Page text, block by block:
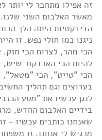
זה אפילו מתחבר לי יותר
מאשר האלבום השני
הדידקטיות היתה הלך
ניגנו כמו חולי נפש. זו
הכי מהר, לצרוח הכי
להיות הכי הארדקור שיש,
הכי "טייט", הכי "מטאל",
בערוצים וגם תהליך
לנגן עכשיו את "מסע
בידיים האלבום החדש,
שאנחנו כותבים עכשיו -
מרגיש לי אנחנו. זו